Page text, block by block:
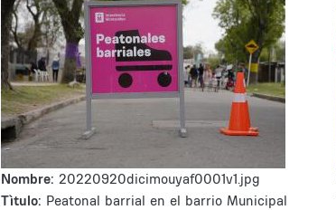
Nombre: 20220920dicimouyaf0001v1.jpg
Tìtulo: Peatonal barrial en el barrio Municipal